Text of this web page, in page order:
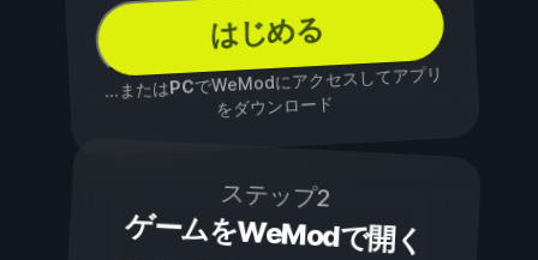
はじめる
...またはPCでWeModにアクセスしてアプリ
をダウンロード
ステップ2
ゲームをWeModで開く